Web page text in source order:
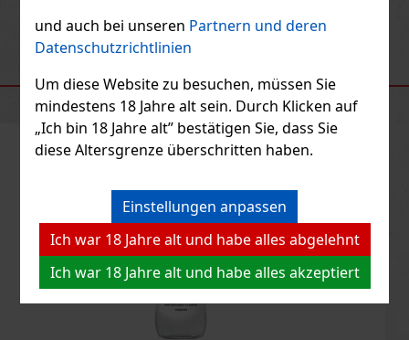
und auch bei unseren Partnern und deren
Datenschutzrichtlinien
Um diese Website zu besuchen, müssen Sie
mindestens 18 Jahre alt sein. Durch Klicken auf
„Ich bin 18 Jahre alt” bestätigen Sie, dass Sie
diese Altersgrenze überschritten haben.
Einstellungen anpassen
Ich war 18 Jahre alt und habe alles abgelehnt
Ich war 18 Jahre alt und habe alles akzeptiert
Marsen Gin Original 42% 0,7 l + Glas
AUF LAGER(4 st)
Marsen Gin Original ist ein handdestillierter Gin mit einem
sorgfältig ausgewählten Kombination von 14 Kräutern und
PreviousNext
EMPFOHLENE PRODUKTE
Rabatt: 13%